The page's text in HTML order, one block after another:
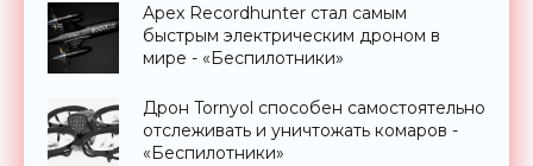
Apex Recordhunter стал самым
быстрым электрическим дроном в
мире - «Беспилотники»
Дрон Tornyol способен самостоятельно
отслеживать и уничтожать комаров -
«Беспилотники»